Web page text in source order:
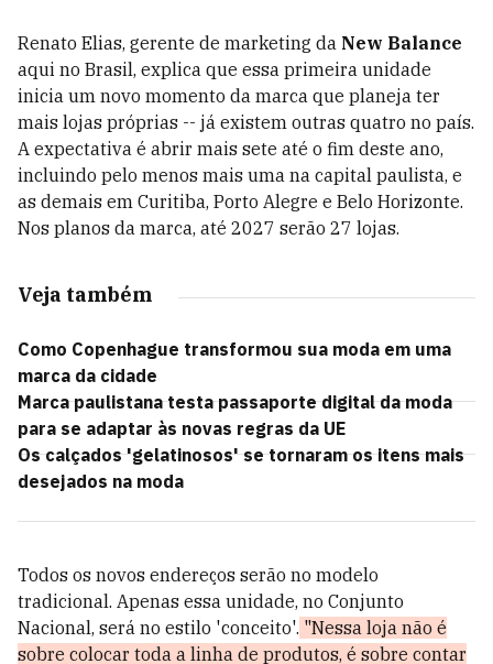
Renato Elias, gerente de marketing da New Balance
aqui no Brasil, explica que essa primeira unidade
inicia um novo momento da marca que planeja ter
mais lojas próprias -- já existem outras quatro no país.
A expectativa é abrir mais sete até o fim deste ano,
incluindo pelo menos mais uma na capital paulista, e
as demais em Curitiba, Porto Alegre e Belo Horizonte.
Nos planos da marca, até 2027 serão 27 lojas.
Veja também
Como Copenhague transformou sua moda em uma
marca da cidade
Marca paulistana testa passaporte digital da moda
para se adaptar às novas regras da UE
Os calçados 'gelatinosos' se tornaram os itens mais
desejados na moda
Todos os novos endereços serão no modelo
tradicional. Apenas essa unidade, no Conjunto
Nacional, será no estilo 'conceito'. "Nessa loja não é
sobre colocar toda a linha de produtos, é sobre contar